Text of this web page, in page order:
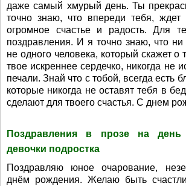
даже самый хмурый день. Ты
точно знаю, что впереди тебя, ждет
огромное счастье и радость. Для
поздравления. И я точно знаю, что
не одного человека, который скажет о
твое искреннее сердечко, никогда не
печали. Знай что с тобой, всегда есть
которые никогда не оставят тебя в
сделают для твоего счастья. С днем
Поздравления в прозе на
девочки подростка
Поздравляю юное очарование,
днём рождения. Желаю быть